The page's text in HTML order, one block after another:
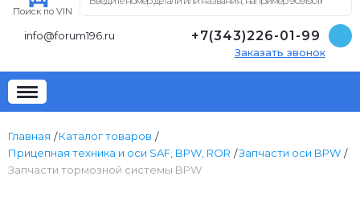
Поиск по VIN
info@forum196.ru +7(343)226-01-99
Заказать звонок
Главная
Каталог товаров
Прицепная техника и оси SAF, BPW, ROR
Запчасти оси BPW
Запчасти тормозной системы BPW